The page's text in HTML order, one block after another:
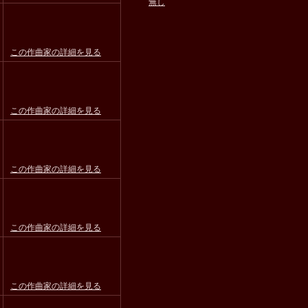
この作曲家の詳細を見る
この作曲家の詳細を見る
この作曲家の詳細を見る
この作曲家の詳細を見る
この作曲家の詳細を見る